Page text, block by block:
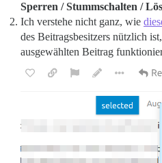
Sperren / Stummschalten /
Ich verstehe nicht ganz, wie
des Beitragsbesitzers nützlich
ausgewählten Beitrag